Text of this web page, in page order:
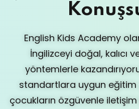
English Kids Academy
İngilizceyi doğal, kalıcı
yöntemlerle
standartlara uygun eğitim
çocukların özgüvenle
Remember me